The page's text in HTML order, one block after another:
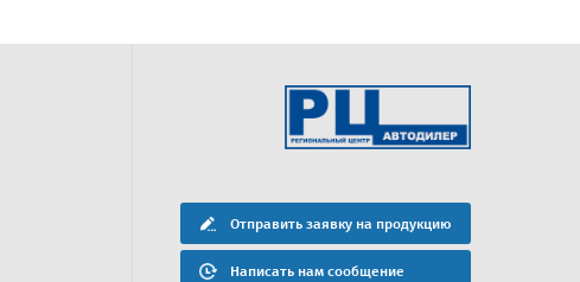
8 (3466) 31-12-66
г. Сургут
Телефоны:
Отправить заявку на продукцию
Написать нам сообщение